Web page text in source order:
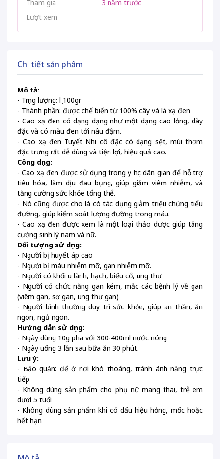
Tham gia
3 năm trước
Lượt xem
Chi tiết sản phẩm
Mô tả:
- Trọng lượng: lọ 100gr
- Thành phần: được chế biến từ 100% cây và lá xạ đen
- Cao xạ đen có dạng dạng như một dạng cao lỏng, dày
đặc và có màu đen tới nâu đậm.
- Cao xạ đen Tuyết Nhi cô đặc có dạng sệt, mùi thơm
đặc trưng rất dễ dùng và tiện lợi, hiệu quả cao.
Công dụng:
- Cao xạ đen được sử dụng trong y học dân gian để hỗ trợ
tiêu hóa, làm dịu đau bụng, giúp giảm viêm nhiễm, và
tăng cường sức khỏe tổng thể.
- Nó cũng được cho là có tác dụng giảm triệu chứng tiểu
đường, giúp kiểm soát lượng đường trong máu.
- Cao xạ đen được xem là một loại thảo dược giúp tăng
cường sinh lý nam và nữ.
Đối tượng sử dụng:
- Người bị huyết áp cao
- Người bị máu nhiễm mỡ, gan nhiễm mỡ.
- Người có khối u lành, hạch, biếu cổ, ung thư
- Người có chức năng gan kém, mắc các bệnh lý về gan
(viêm gan, sơ gan, ung thư gan)
- Người bình thường duy trì sức khỏe, giúp an thần, ăn
ngon, ngủ ngon.
Hướng dẫn sử dụng:
- Ngày dùng 10g pha với 300-400ml nước nóng
- Ngày uống 3 lần sau bữa ăn 30 phút.
Lưu ý:
- Bảo quản: để ở nơi khô thoáng, tránh ánh nắng trực
tiếp
- Không dùng sản phẩm cho phụ nữ mang thai, trẻ em
dưới 5 tuổi
- Không dùng sản phẩm khi có dấu hiệu hỏng, mốc hoặc
hết hạn